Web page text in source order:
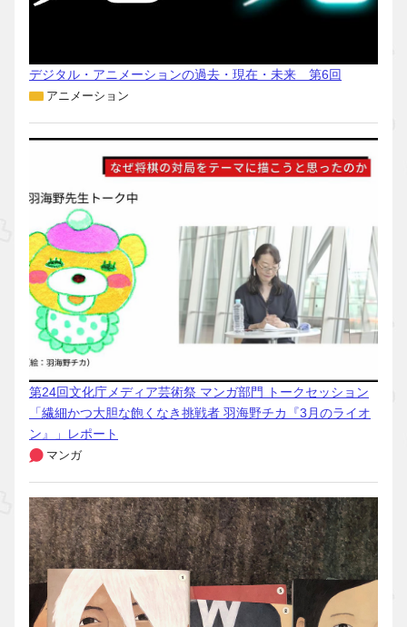
デジタル・アニメーションの過去・現在・未来 第6回
アニメーション
第24回文化庁メディア芸術祭 マンガ部門 トークセッション
「繊細かつ大胆な飽くなき挑戦者 羽海野チカ『3月のライオ
ン』」レポート
マンガ